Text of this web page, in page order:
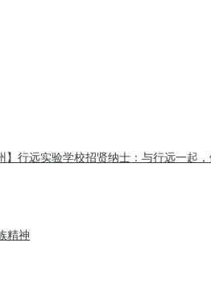
】行远实验学校招贤纳士：与行远一起
精神